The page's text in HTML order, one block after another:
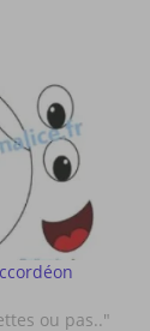
ou pas.."